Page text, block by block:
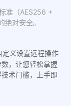
准（AES256 +
对安全。
义设置远程操作
，让您轻松掌握
术门槛，上手即